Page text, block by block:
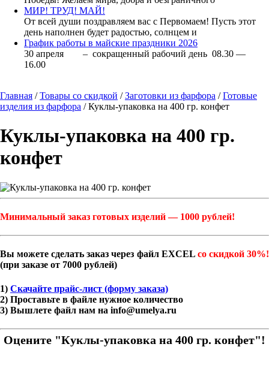
МИР! ТРУД! МАЙ!
От всей души поздравляем вас с Первомаем! Пусть этот
день наполнен будет радостью, солнцем и
График работы в майские праздники 2026
30 апреля – сокращенный рабочий день 08.30 —
16.00
Главная /Товары со скидкой /Заготовки из фарфора /Готовые
изделия из фарфора / Куклы-упаковка на 400 гр. конфет
Куклы-упаковка на 400 гр.
конфет
Минимальный заказ готовых изделий — 1000 рублей!
Вы можете сделать заказ через файл EXCEL со скидкой 30%!
(при заказе от 7000 рублей)
1) Скачайте прайс-лист (форму заказа)
2) Проставьте в файле нужное количество
3) Вышлете файл нам на info@umelya.ru
Оцените "Куклы-упаковка на 400 гр. конфет"!